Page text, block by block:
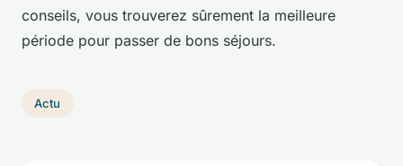
conseils, vous trouverez sûrement la meilleure
période pour passer de bons séjours.
Actu